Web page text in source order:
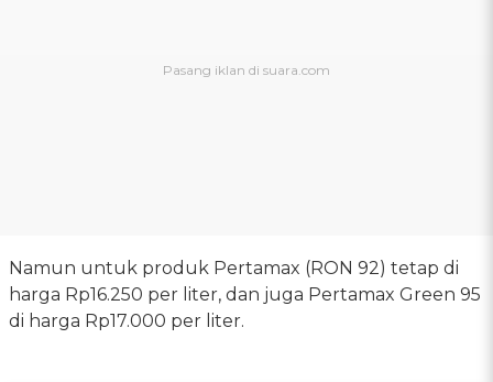
Namun untuk produk Pertamax (RON 92) tetap di
harga Rp16.250 per liter, dan juga Pertamax Green 95
di harga Rp17.000 per liter.